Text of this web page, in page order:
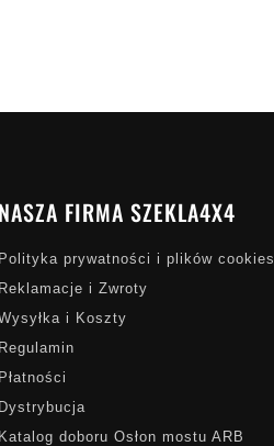
NASZA FIRMA SZEKLA4X4
Polityka prywatności i plików cookies
Reklamacje i Zwroty
i Koszty
Regulamin
Płatności
Dystrybucja
Katalog doboru Osłon mostu ARB